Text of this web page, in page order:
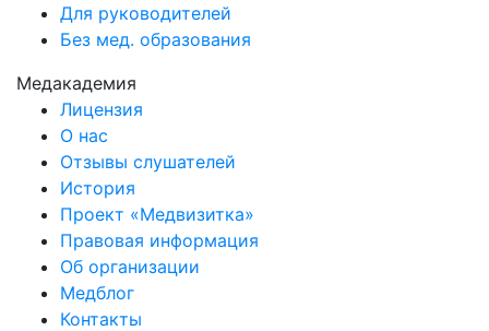
Для руководителей
Без мед. образования
Медакадемия
Лицензия
О нас
Отзывы слушателей
История
Проект «Медвизитка»
Правовая информация
Об организации
Медблог
Контакты